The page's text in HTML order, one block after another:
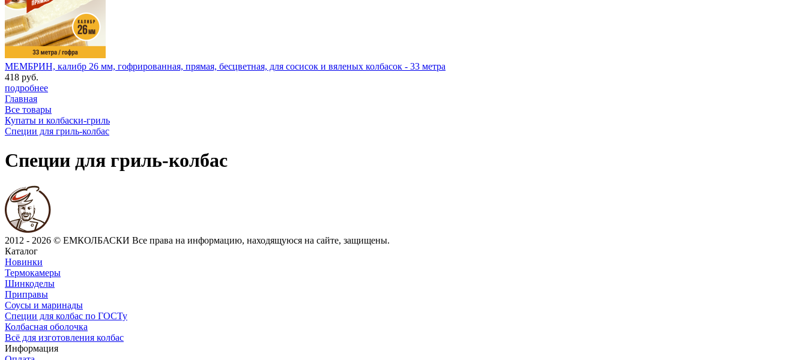
МЕМБРИН, калибр 26 мм, гофрированная, прямая, бесцветная, для сосисок и вяленых колбасок - 33 метра
418 руб.
подробнее
Главная
Все товары
Купаты и колбаски-гриль
Специи для гриль-колбас
Специи для гриль-колбас
2012 - 2026 © ЕМКОЛБАСКИ Все права на информацию, находящуюся на сайте, защищены.
Каталог
Новинки
Термокамеры
Шинкоделы
Приправы
Соусы и маринады
Специи для колбас по ГОСТу
Колбасная оболочка
Всё для изготовления колбас
Информация